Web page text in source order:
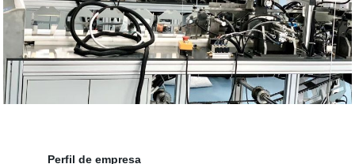
Perfil de empresa